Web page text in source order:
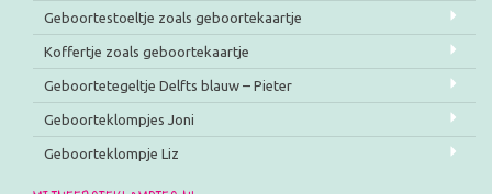
Geboortestoeltje zoals geboortekaartje
Koffertje zoals geboortekaartje
Geboortetegeltje Delfts blauw – Pieter
Geboorteklompjes Joni
Geboorteklompje Liz